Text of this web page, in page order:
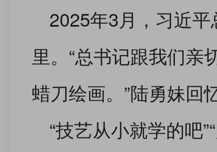
2025年3月，习近
里。“总书记跟我们亲
蜡刀绘画。”陆勇妹回
“技艺从小就学的吧